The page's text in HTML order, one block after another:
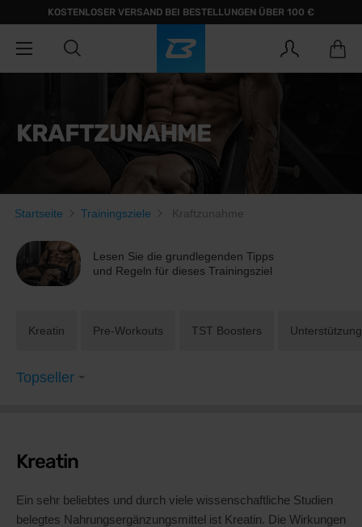
KOSTENLOSER VERSAND BEI BESTELLUNGEN ÜBER 100 €
KRAFTZUNAHME
Startseite Trainingsziele Kraftzunahme
Lesen Sie die grundlegenden Tipps
und Regeln für dieses Trainingsziel
Kreatin Pre-Workouts TST Boosters
Topseller
Kreatin
Ein sehr beliebtes und durch viele wissenschaftliche Studien
belegtes Nahrungsergänzungsmittel ist Kreatin. Die Wirkungen